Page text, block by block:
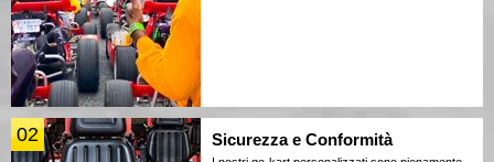
02 Sicurezza e Conformità